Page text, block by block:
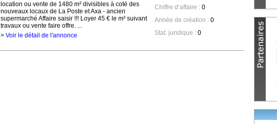
Chiffre d’affaire :0
Année de création :0
Stat. juridique :0
location ou vente de 1480 m² divisibles à coté des
nouveaux locaux de La Poste et Axa - ancien
supermarché Affaire saisir !!! Loyer 45 € le m² suivant
travaux ou vente faire offre. ...
> Voir le détail de l'annonce